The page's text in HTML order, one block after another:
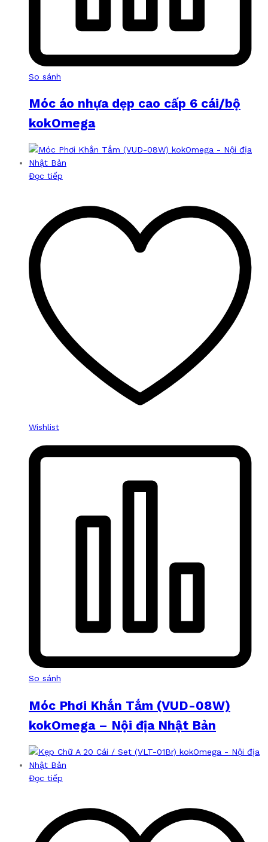
So sánh
Móc áo nhựa dẹp cao cấp 6 cái/bộ
kokOmega
Đọc tiếp
Wishlist
So sánh
Móc Phơi Khắn Tắm (VUD-08W)
kokOmega – Nội địa Nhật Bản
Đọc tiếp